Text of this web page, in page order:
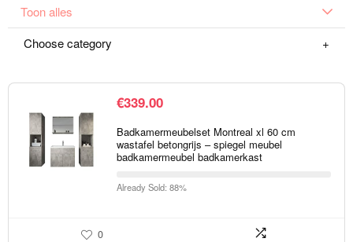
Toon alles
Choose category
€339.00
Badkamermeubelset Montreal xl 60 cm
wastafel betongrijs – spiegel meubel
badkamermeubel badkamerkast
Already Sold: 88%
0